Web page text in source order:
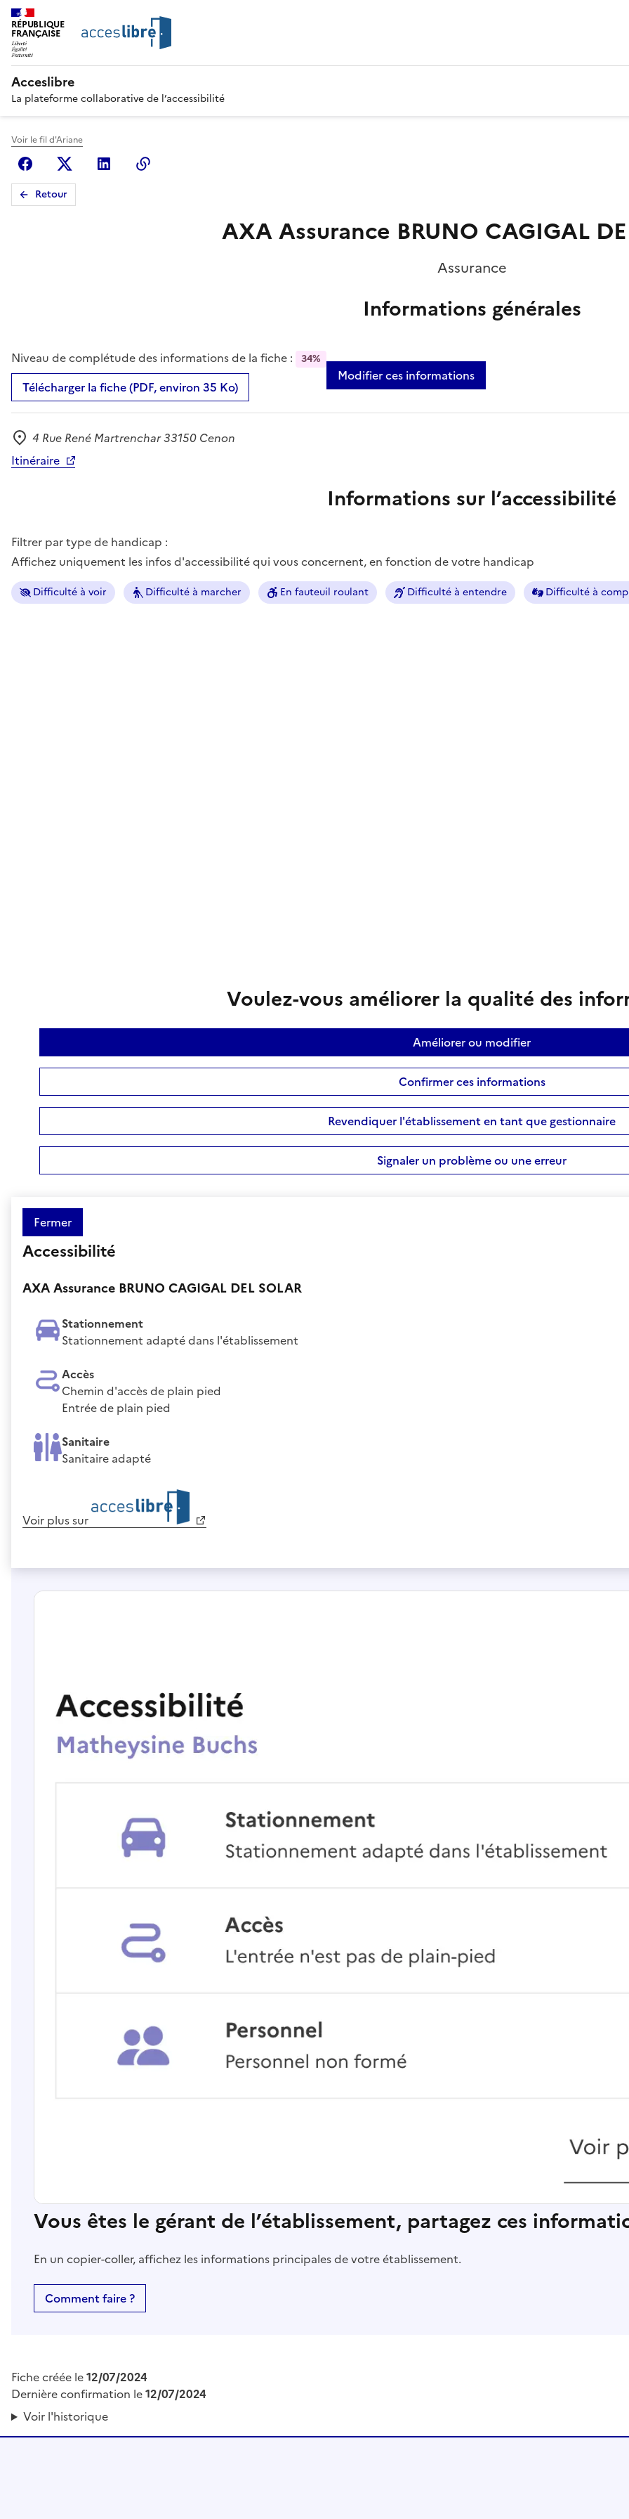
RÉPUBLIQUE
FRANÇAISE
Acceslibre
La plateforme collaborative de l’accessibilité
Voir le fil d'Ariane
FacebookX (anciennement Twitter)
Linkedin
Retour
AXA Assurance BRUNO CAGIGAL
Assurance
Informations générales
Niveau de complétude des informations de la fiche : 34%
Télécharger la fiche (PDF, environ 35 Ko)
Modifier ces informations
Adresse
4 Rue René Martrenchar 33150 Cenon
Itinéraire
Informations sur l’accessibilité
Filtrer par type de handicap :
Affichez uniquement les infos d'accessibilité qui vous concernent, en fonction de votre handicap
Difficulté à voir Difficulté à marcher En fauteuil roulant Difficulté à entendre Difficulté à
Voulez-vous améliorer la qualité des
Améliorer ou modifier
Confirmer ces informations
Revendiquer l'établissement en tant que gestionnaire
Signaler un problème ou une erreur
Fermer
Accessibilité
AXA Assurance BRUNO CAGIGAL DEL SOLAR
Stationnement
Stationnement adapté dans l'établissement
Accès
Chemin d'accès de plain pied
Entrée de plain pied
Sanitaire
Sanitaire adapté
Voir plus sur
Vous êtes le gérant de l’établissement, partagez ces
En un copier-coller, affichez les informations principales de votre établissement.
Comment faire ?
Fiche créée le12/07/2024
Dernière confirmation le12/07/2024
Voir l'historique